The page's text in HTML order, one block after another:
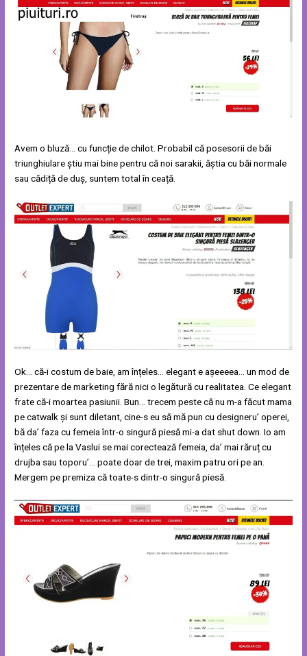
Avem o bluză… cu funcție de chilot. Probabil că posesorii de băi
triunghiulare știu mai bine pentru că noi sarakii, ăștia cu băi normale
sau cădiță de duș, suntem total în ceață.
Ok… că-i costum de baie, am înțeles… elegant e așeeeea… un mod de
prezentare de marketing fără nici o legătură cu realitatea. Ce elegant
frate că-i moartea pasiunii. Bun… trecem peste că nu m-a făcut mama
pe catwalk și sunt diletant, cine-s eu să mă pun cu designeru’ operei,
bă da’ faza cu femeia într-o singură piesă mi-a dat shut down. Io am
înțeles că pe la Vaslui se mai corectează femeia, da’ mai răruț cu
drujba sau toporu’… poate doar de trei, maxim patru ori pe an.
Mergem pe premiza că toate-s dintr-o singură piesă.